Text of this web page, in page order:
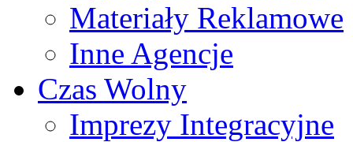
Materiały Reklamowe
Inne Agencje
Czas Wolny
Imprezy Integracyjne